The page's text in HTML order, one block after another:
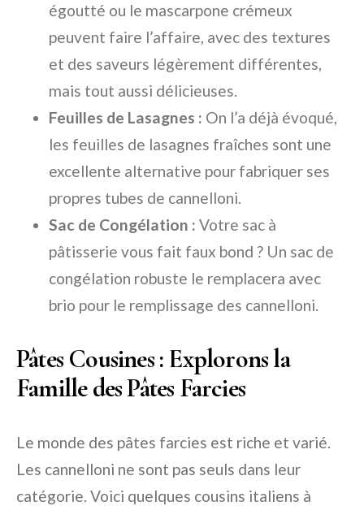
égoutté ou le mascarpone crémeux
peuvent faire l’affaire, avec des textures
et des saveurs légèrement différentes,
mais tout aussi délicieuses.
Feuilles de Lasagnes : On l’a déjà évoqué,
les feuilles de lasagnes fraîches sont une
excellente alternative pour fabriquer ses
propres tubes de cannelloni.
Sac de Congélation : Votre sac à
pâtisserie vous fait faux bond ? Un sac de
congélation robuste le remplacera avec
brio pour le remplissage des cannelloni.
Pâtes Cousines : Explorons la
Famille des Pâtes Farcies
Le monde des pâtes farcies est riche et varié.
Les cannelloni ne sont pas seuls dans leur
catégorie. Voici quelques cousins italiens à